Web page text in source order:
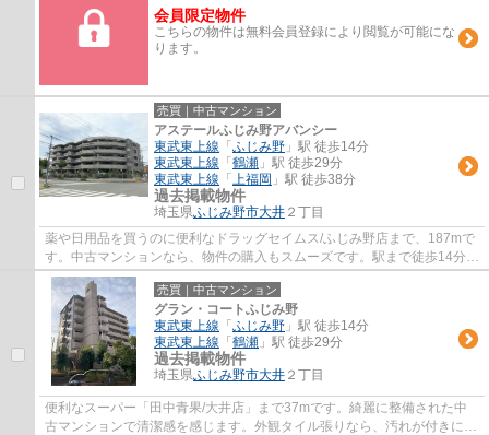
会員限定物件
こちらの物件は無料会員登録により閲覧が可能にな
ります。
売買｜中古マンション
アステールふじみ野アバンシー
東武東上線 「 ふじみ野 」駅 徒歩14分
東武東上線 「 鶴瀬 」駅 徒歩29分
東武東上線 「 上福岡 」駅 徒歩38分
過去掲載物件
埼玉県ふじみ野市大井 ２丁目
薬や日用品を買うのに便利なドラッグセイムス/ふじみ野店まで、187mで
す。中古マンションなら、物件の購入もスムーズです。駅まで徒歩14分の
物件です。外観タイル張りは、手入れを考え...
売買｜中古マンション
グラン・コートふじみ野
東武東上線 「 ふじみ野 」駅 徒歩14分
東武東上線 「 鶴瀬 」駅 徒歩29分
過去掲載物件
埼玉県ふじみ野市大井 ２丁目
便利なスーパー「田中青果/大井店」まで37mです。綺麗に整備された中
古マンションで清潔感を感じます。外観タイル張りなら、汚れが付きにく